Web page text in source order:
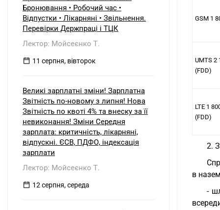
GSM 1
UMTS 2
(FDD)
LTE 1
(FDD)
2.
в
-
Бронювання • Робочий час •
Відпустки • Лікарняні • Звільнення.
Перевірки Держпраці і ТЦК
Лектор: Мойсеєнко Т.
11 серпня, вівторок
Великі зарплатні зміни! Зарплатна
Звітність по-новому з липня! Нова
Звітність по квоті 4% та внеску за її
невиконання! Зміни Середня
зарплата: критичність, лікарняні,
відпускні. ЄСВ, ПДФО, індексація
зарплати
Лектор: Мойсеєнко Т.
12 серпня, середа